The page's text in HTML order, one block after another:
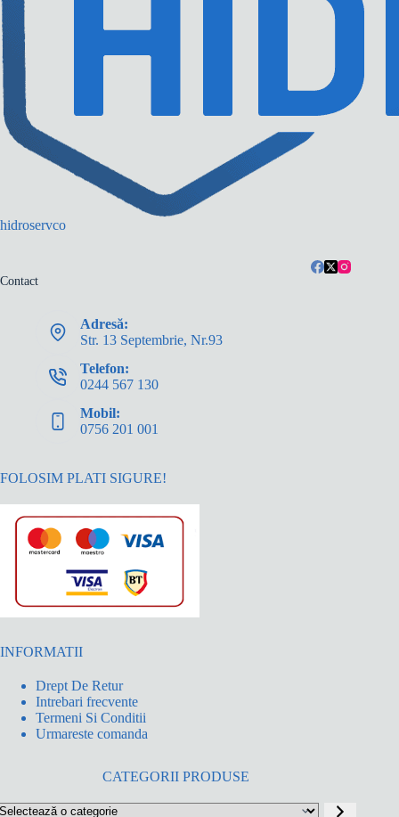
hidroservco
Contact
Adresă:
Str. 13 Septembrie, Nr.93
Telefon:
0244 567 130
Mobil:
0756 201 001
FOLOSIM PLATI SIGURE!
INFORMATII
Drept De Retur
Intrebari frecvente
Termeni Si Conditii
Urmareste comanda
CATEGORII PRODUSE